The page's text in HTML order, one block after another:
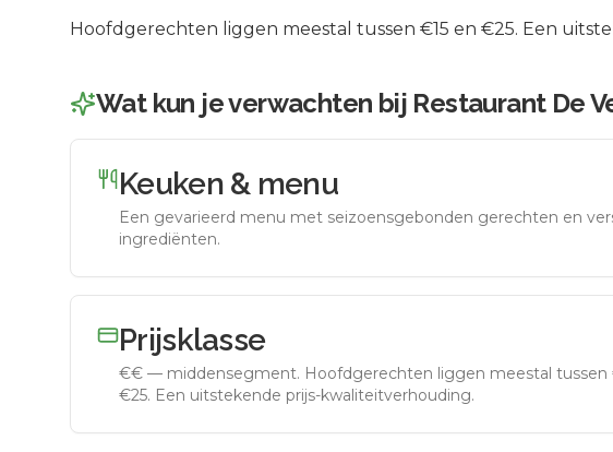
Hoofdgerechten liggen meestal tussen €15 en €25. Een
Wat kun je verwachten bij Restaurant De
Keuken & menu
Een gevarieerd menu met seizoensgebonden gerechten en
ingrediënten.
Prijsklasse
€€ — middensegment. Hoofdgerechten liggen meestal tussen
€25. Een uitstekende prijs-kwaliteitverhouding.